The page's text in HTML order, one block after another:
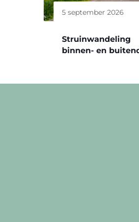
5 september 2026
Struinwandeling
binnen- en